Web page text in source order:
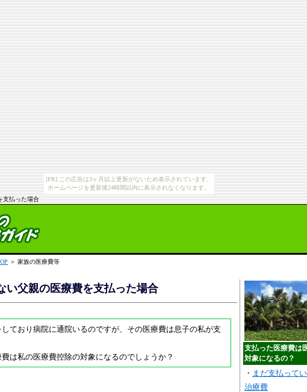
[PR] この広告は3ヶ月以上更新がないため表示されています。
ホームページを更新後24時間以内に表示されなくなります。
支払った場合
＞ 家族の医療費等
い父親の医療費を支払った場合
ており病院に通院いるのですが、その医療費は息子の私が支
は私の医療費控除の対象になるのでしょうか？
支払った医療費は
対象になるの？
・ まだ支払って
治療費